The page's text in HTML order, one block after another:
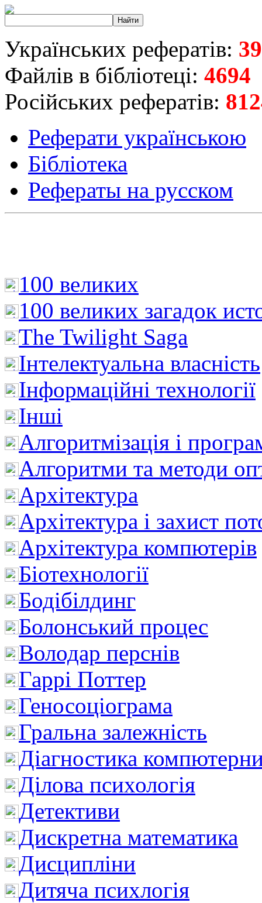
Українських рефератів:
Файлів в бібліотеці: 4694
Російських рефератів:
Реферати українською
Бібліотека
Рефераты на русском
100 великих
100 великих загадок
The Twilight Saga
Інтелектуальна влaсність
Інформаційні технології
Інші
Алгоритмізація і
Алгоритми та методи
Архітектура
Архітектура і захист
Архітектура компютерів
Біотехнології
Бодібілдинг
Болонський процес
Володар перснів
Гаррі Поттер
Геносоціограма
Гральна залежність
Діагностика
Ділова психологія
Детективи
Дискретна математика
Дисципліни
Дитяча психлогія